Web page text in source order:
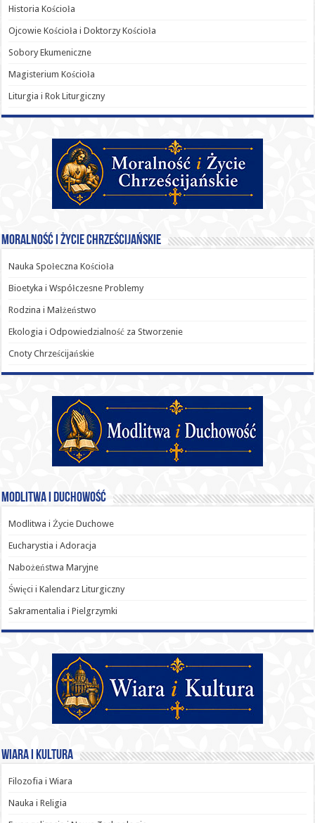
Historia Kościoła
Ojcowie Kościoła i Doktorzy Kościoła
Sobory Ekumeniczne
Magisterium Kościoła
Liturgia i Rok Liturgiczny
Moralność i Życie Chrześcijańskie
Nauka Społeczna Kościoła
Bioetyka i Współczesne Problemy
Rodzina i Małżeństwo
Ekologia i Odpowiedzialność za Stworzenie
Cnoty Chrześcijańskie
Modlitwa i Duchowość
Modlitwa i Życie Duchowe
Eucharystia i Adoracja
Nabożeństwa Maryjne
Święci i Kalendarz Liturgiczny
Sakramentalia i Pielgrzymki
Wiara i Kultura
Filozofia i Wiara
Nauka i Religia